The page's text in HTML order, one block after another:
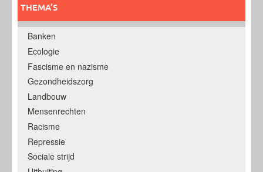
THEMA’S
Banken
Ecologie
Fascisme en nazisme
Gezondheidszorg
Landbouw
Mensenrechten
Racisme
Repressie
Sociale strijd